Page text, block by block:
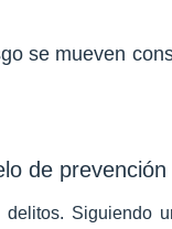
se mueven
de
Siguiendo